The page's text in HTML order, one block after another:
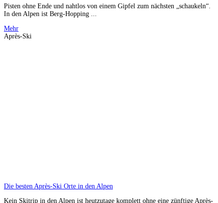
Pisten ohne Ende und nahtlos von einem Gipfel zum nächsten „schaukeln“.
In den Alpen ist Berg-Hopping ...
Mehr
Après-Ski
Die besten Après-Ski Orte in den Alpen
Kein Skitrip in den Alpen ist heutzutage komplett ohne eine zünftige Après-